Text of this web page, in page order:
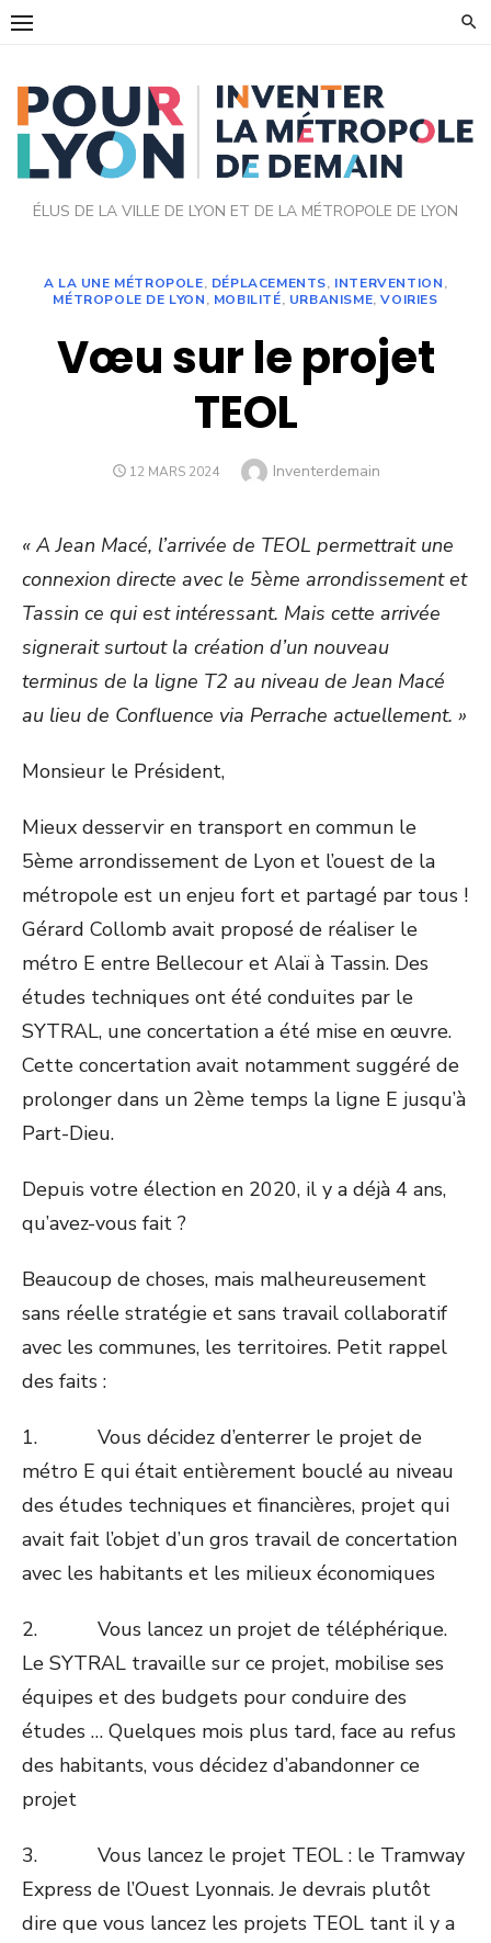
Skip
ÉLUS DE LA VILLE DE LYON ET DE LA MÉTROPOLE DE LYON
A LA UNE MÉTROPOLE, DÉPLACEMENTS, INTERVENTION,
MÉTROPOLE DE LYON, MOBILITÉ, URBANISME,VOIRIES
Vœu sur le projet
TEOL
POSTED
12 MARS 2024 Author
Inventerdemain
« A Jean Macé, l’arrivée de TEOL permettrait une
connexion directe avec le 5ème arrondissement et
Tassin ce qui est intéressant. Mais cette arrivée
signerait surtout la création d’un nouveau
terminus de la ligne T2 au niveau de Jean Macé
au lieu de Confluence via Perrache actuellement. »
Monsieur le Président,
Mieux desservir en transport en commun le
5ème arrondissement de Lyon et l’ouest de la
métropole est un enjeu fort et partagé par tous !
Gérard Collomb avait proposé de réaliser le
métro E entre Bellecour et Alaï à Tassin. Des
études techniques ont été conduites par le
SYTRAL, une concertation a été mise en œuvre.
Cette concertation avait notamment suggéré de
prolonger dans un 2ème temps la ligne E jusqu’à
Part-Dieu.
Depuis votre élection en 2020, il y a déjà 4 ans,
qu’avez-vous fait ?
Beaucoup de choses, mais malheureusement
sans réelle stratégie et sans travail collaboratif
avec les communes, les territoires. Petit rappel
des faits :
1. Vous décidez d’enterrer le projet de
métro E qui était entièrement bouclé au niveau
des études techniques et financières, projet qui
avait fait l’objet d’un gros travail de concertation
avec les habitants et les milieux économiques
2. Vous lancez un projet de téléphérique.
Le SYTRAL travaille sur ce projet, mobilise ses
équipes et des budgets pour conduire des
études … Quelques mois plus tard, face au refus
des habitants, vous décidez d’abandonner ce
projet
3. Vous lancez le projet TEOL : le Tramway
Express de l’Ouest Lyonnais. Je devrais plutôt
dire que vous lancez les projets TEOL tant il y a